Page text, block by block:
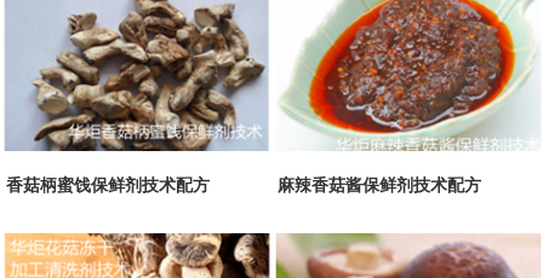
香菇柄蜜饯保鲜剂技术配方 麻辣香菇酱保鲜剂技术配方